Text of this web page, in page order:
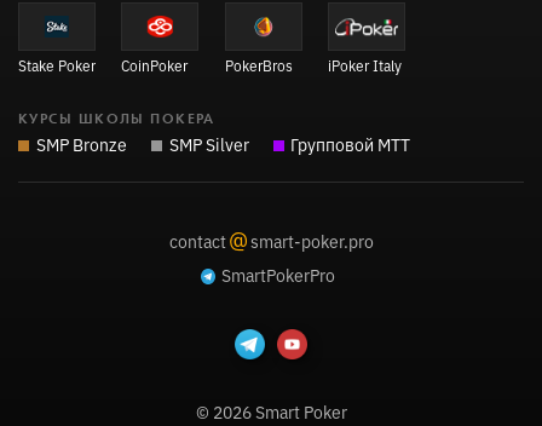
Stake Poker CoinPoker PokerBros iPoker Italy
КУРСЫ ШКОЛЫ ПОКЕРА
SMP Bronze SMP Silver Групповой MTT
© 2026 Smart Poker
contact@smart-poker.pro
SmartPokerPro